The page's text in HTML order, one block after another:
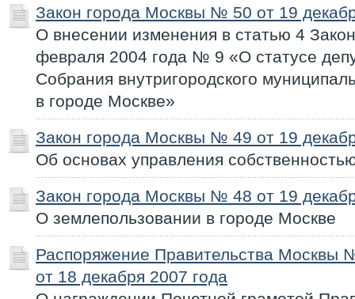
Закон города Москвы № 50 от 19
О внесении изменения в статью 4
февраля 2004 года № 9 «О статусе
Собрания внутригородского
в городе Москве»
Закон города Москвы № 49 от 19
Об основах управления
Закон города Москвы № 48 от 19
О землепользовании в городе Москве
Распоряжение Правительства Москвы
от 18 декабря 2007 года